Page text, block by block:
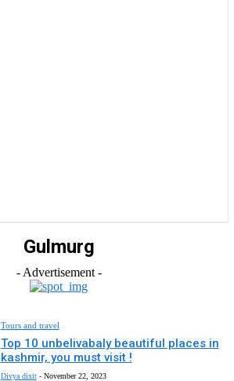
Gulmurg
- Advertisement -
Tours and travel
Top 10 unbelivabaly beautiful places in
kashmir, you must visit !
Divya dixit - November 22, 2023